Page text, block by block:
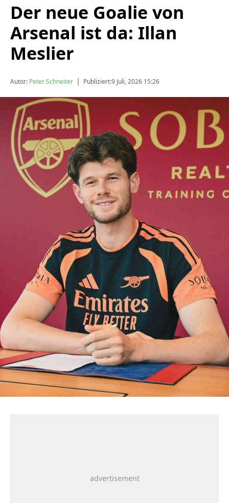
Der neue Goalie von
Arsenal ist da: Illan
Meslier
Autor: Peter Schneiter | Publiziert:9 Juli, 2026 15:26